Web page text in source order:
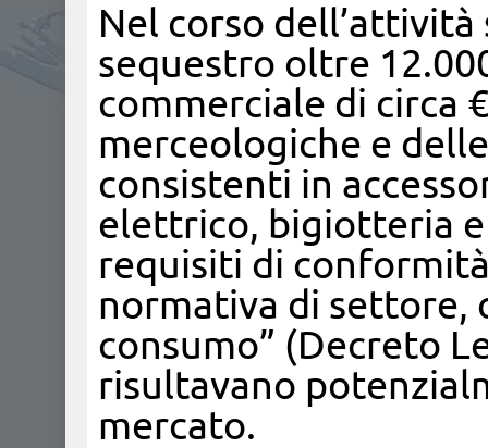
Nel corso
sequestro oltre
commerciale di circa
merceologiche e
consistenti in
elettrico, bigiotteria
requisiti di
normativa di settore,
consumo” (Decreto
risultavano
mercato.